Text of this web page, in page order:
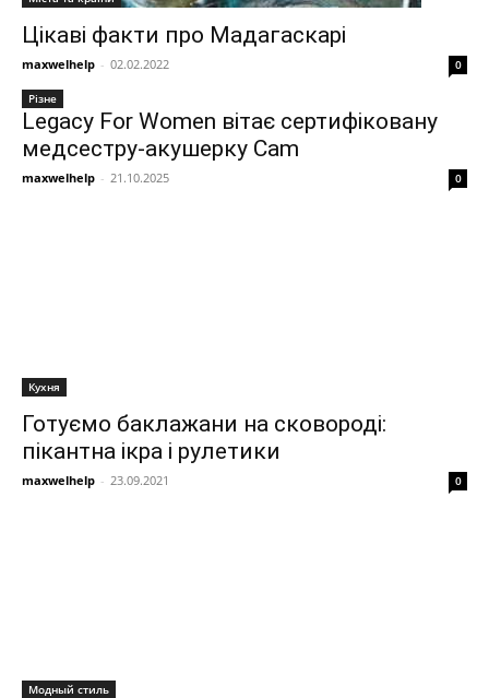
Цікаві факти про Мадагаскарі
maxwelhelp - 02.02.2022 0
Різне
Legacy For Women вітає сертифіковану
медсестру-акушерку Cam
maxwelhelp - 21.10.2025 0
Кухня
Готуємо баклажани на сковороді:
пікантна ікра і рулетики
maxwelhelp - 23.09.2021 0
Модный стиль